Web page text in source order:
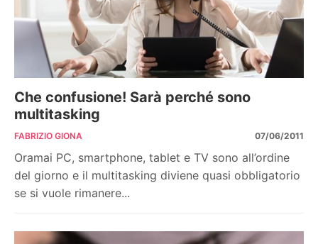
Che confusione! Sarà perché sono
multitasking
FABRIZIO GIONA 07/06/2011
Oramai PC, smartphone, tablet e TV sono all’ordine
del giorno e il multitasking diviene quasi obbligatorio
se si vuole rimanere...